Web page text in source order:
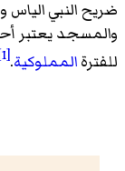
والمسجد يعتبر
للفترةالمملوكية.
[1]